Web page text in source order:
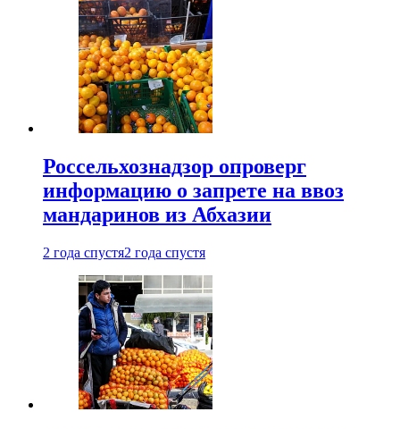
Россельхознадзор опроверг
информацию о запрете на ввоз
мандаринов из Абхазии
2 года спустя2 года спустя